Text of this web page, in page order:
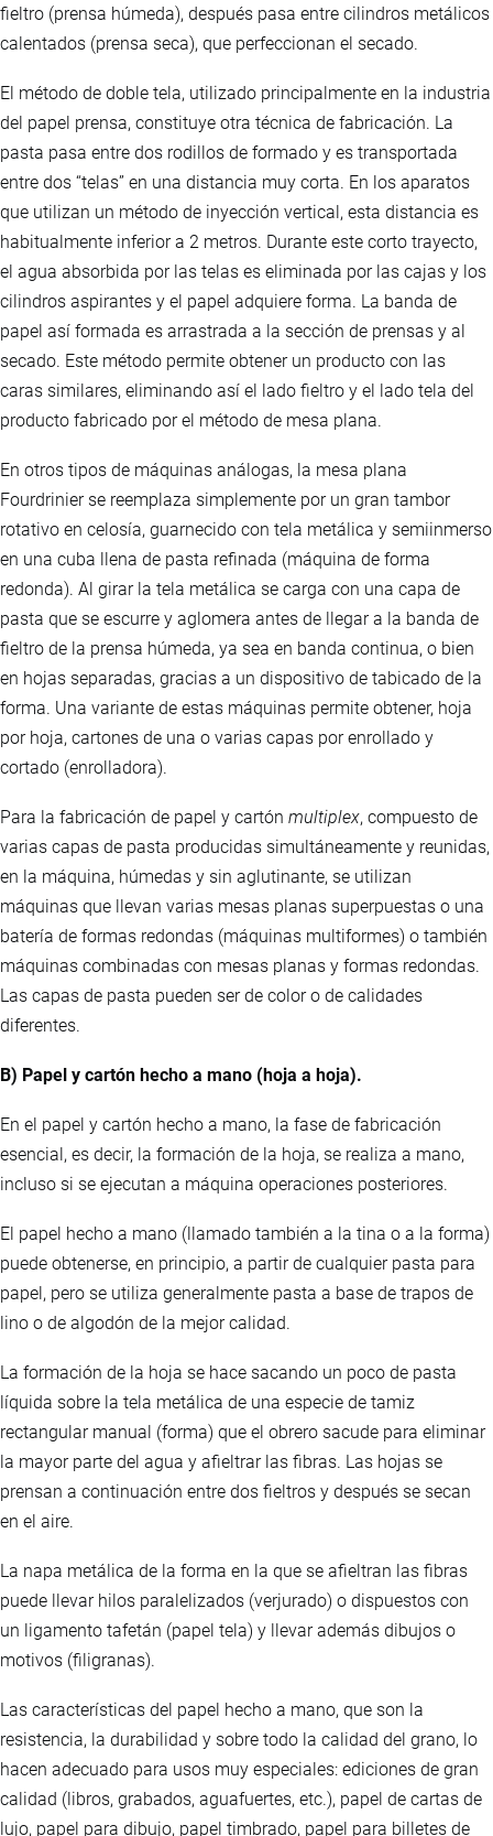
fieltro (prensa húmeda), después pasa entre cilindros metálicos
calentados (prensa seca), que perfeccionan el secado.
El método de doble tela, utilizado principalmente en la industria
del papel prensa, constituye otra técnica de fabricación. La
pasta pasa entre dos rodillos de formado y es transportada
entre dos “telas” en una distancia muy corta. En los aparatos
que utilizan un método de inyección vertical, esta distancia es
habitualmente inferior a 2 metros. Durante este corto trayecto,
el agua absorbida por las telas es eliminada por las cajas y los
cilindros aspirantes y el papel adquiere forma. La banda de
papel así formada es arrastrada a la sección de prensas y al
secado. Este método permite obtener un producto con las
caras similares, eliminando así el lado fieltro y el lado tela del
producto fabricado por el método de mesa plana.
En otros tipos de máquinas análogas, la mesa plana
Fourdrinier se reemplaza simplemente por un gran tambor
rotativo en celosía, guarnecido con tela metálica y semiinmerso
en una cuba llena de pasta refinada (máquina de forma
redonda). Al girar la tela metálica se carga con una capa de
pasta que se escurre y aglomera antes de llegar a la banda de
fieltro de la prensa húmeda, ya sea en banda continua, o bien
en hojas separadas, gracias a un dispositivo de tabicado de la
forma. Una variante de estas máquinas permite obtener, hoja
por hoja, cartones de una o varias capas por enrollado y
cortado (enrolladora).
Para la fabricación de papel y cartón multiplex, compuesto de
varias capas de pasta producidas simultáneamente y reunidas,
en la máquina, húmedas y sin aglutinante, se utilizan
máquinas que llevan varias mesas planas superpuestas o una
batería de formas redondas (máquinas multiformes) o también
máquinas combinadas con mesas planas y formas redondas.
Las capas de pasta pueden ser de color o de calidades
diferentes.
B) Papel y cartón hecho a mano (hoja a hoja).
En el papel y cartón hecho a mano, la fase de fabricación
esencial, es decir, la formación de la hoja, se realiza a mano,
incluso si se ejecutan a máquina operaciones posteriores.
El papel hecho a mano (llamado también a la tina o a la forma)
puede obtenerse, en principio, a partir de cualquier pasta para
papel, pero se utiliza generalmente pasta a base de trapos de
lino o de algodón de la mejor calidad.
La formación de la hoja se hace sacando un poco de pasta
líquida sobre la tela metálica de una especie de tamiz
rectangular manual (forma) que el obrero sacude para eliminar
la mayor parte del agua y afieltrar las fibras. Las hojas se
prensan a continuación entre dos fieltros y después se secan
en el aire.
La napa metálica de la forma en la que se afieltran las fibras
puede llevar hilos paralelizados (verjurado) o dispuestos con
un ligamento tafetán (papel tela) y llevar además dibujos o
motivos (filigranas).
Las características del papel hecho a mano, que son la
resistencia, la durabilidad y sobre todo la calidad del grano, lo
hacen adecuado para usos muy especiales: ediciones de gran
calidad (libros, grabados, aguafuertes, etc.), papel de cartas de
lujo, papel para dibujo, papel timbrado, papel para billetes de